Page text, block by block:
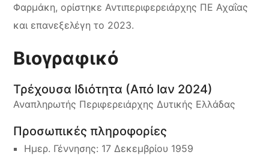
Φαρμάκη, ορίστηκε Αντιπεριφερειάρχης ΠΕ Αχαΐας
και επανεξελέγη το 2023.
Βιογραφικό
Τρέχουσα Ιδιότητα (Από Ιαν 2024)
Αναπληρωτής Περιφερειάρχης Δυτικής Ελλάδας
Προσωπικές πληροφορίες
Ημερ. Γέννησης: 17 Δεκεμβρίου 1959